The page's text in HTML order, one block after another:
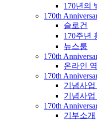
170년의
170th
슬로건
170주년
뉴스룸
170th
온라인
170th
기념사업
기념사업
170th
기부소개